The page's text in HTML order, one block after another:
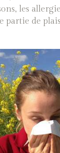
les
partie de